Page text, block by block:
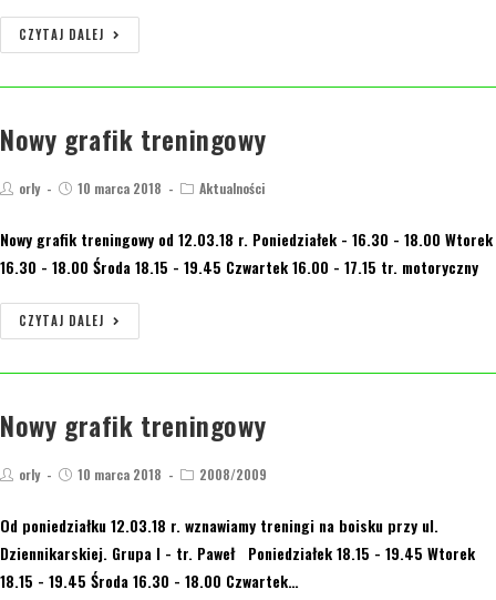
CZYTAJ DALEJ
Nowy grafik treningowy
orly 10 marca 2018 Aktualności
Nowy grafik treningowy od 12.03.18 r. Poniedziałek - 16.30 - 18.00 Wtorek
16.30 - 18.00 Środa 18.15 - 19.45 Czwartek 16.00 - 17.15 tr. motoryczny
CZYTAJ DALEJ
Nowy grafik treningowy
orly 10 marca 2018 2008/2009
Od poniedziałku 12.03.18 r. wznawiamy treningi na boisku przy ul.
Dziennikarskiej. Grupa I - tr. Paweł Poniedziałek 18.15 - 19.45 Wtorek
18.15 - 19.45 Środa 16.30 - 18.00 Czwartek…